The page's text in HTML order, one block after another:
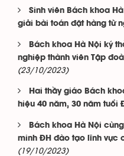
Sinh viên Bách khoa
giải bài toán đặt hàng từ
Bách khoa Hà Nội ký
nghiệp thành viên Tập
(23/10/2023)
Hai thầy giáo Bách
hiệu 40 năm, 30 năm tuổi
Bách khoa Hà Nội
minh ĐH đào tạo lĩnh vực
(19/10/2023)